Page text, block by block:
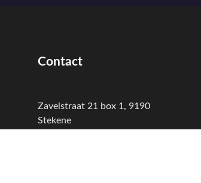
Contact
Zavelstraat 21 box 1, 9190
Stekene